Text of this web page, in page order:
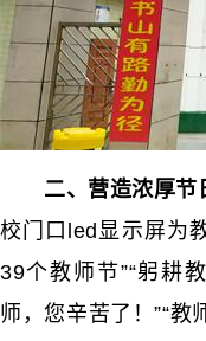
二、营造浓厚节
校门口led显示屏为
39个教师节”“躬耕
师，您辛苦了！”“教